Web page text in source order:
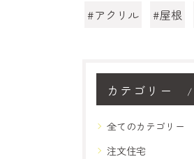
#アクリル #屋根
カテゴリー
全てのカテゴリー
注文住宅